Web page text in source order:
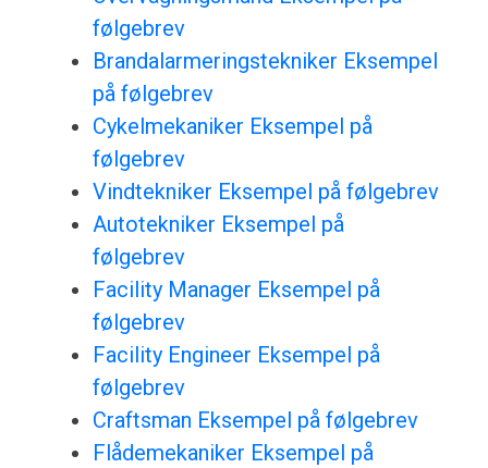
følgebrev
Brandalarmeringstekniker Eksempel
på følgebrev
Cykelmekaniker Eksempel på
følgebrev
Vindtekniker Eksempel på følgebrev
Autotekniker Eksempel på
følgebrev
Facility Manager Eksempel på
følgebrev
Facility Engineer Eksempel på
følgebrev
Craftsman Eksempel på følgebrev
Flådemekaniker Eksempel på